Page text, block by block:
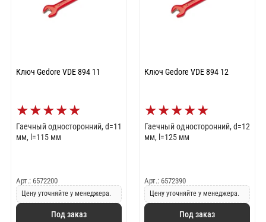
Ключ Gedore VDE 894 11
★★★★★
Гаечный односторонний, d=11
мм, l=115 мм
Арт.: 6572200
Цену уточняйте у менеджера.
Под заказ
Ключ Gedore VDE 894 12
★★★★★
Гаечный односторонний, d=12
мм, l=125 мм
Арт.: 6572390
Цену уточняйте у менеджера.
Под заказ